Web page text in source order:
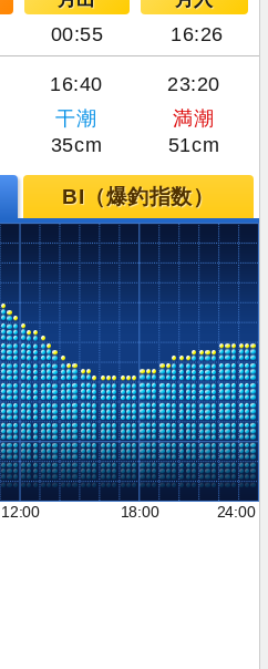
00:55 16:26
16:40 23:20
干潮
満潮
35cm 51cm
BI（爆釣指数）
12:00 18:00 24:00